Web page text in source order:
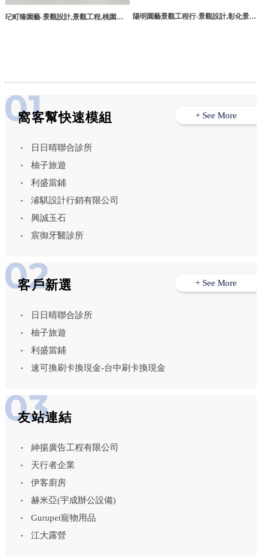
玘町臻園藝-景觀設計,景觀工程,桃園景
陽明園藝景觀工程行-景觀設計,彰化景觀
窩客幫快速模組
日日晴聯合診所
柚子旅遊
利盛當鋪
濬騏設計行銷有限公司
興誠玉石
宸御牙醫診所
+ See More
客戶新選
日日晴聯合診所
柚子旅遊
利盛當鋪
速可換刷卡換現金-台中刷卡換現金
+ See More
友站連結
紳揚廣告工程有限公司
天行者企業
伊客廚房
赫米亞(宇成辦公設備)
Gurupet寵物用品
江大露營